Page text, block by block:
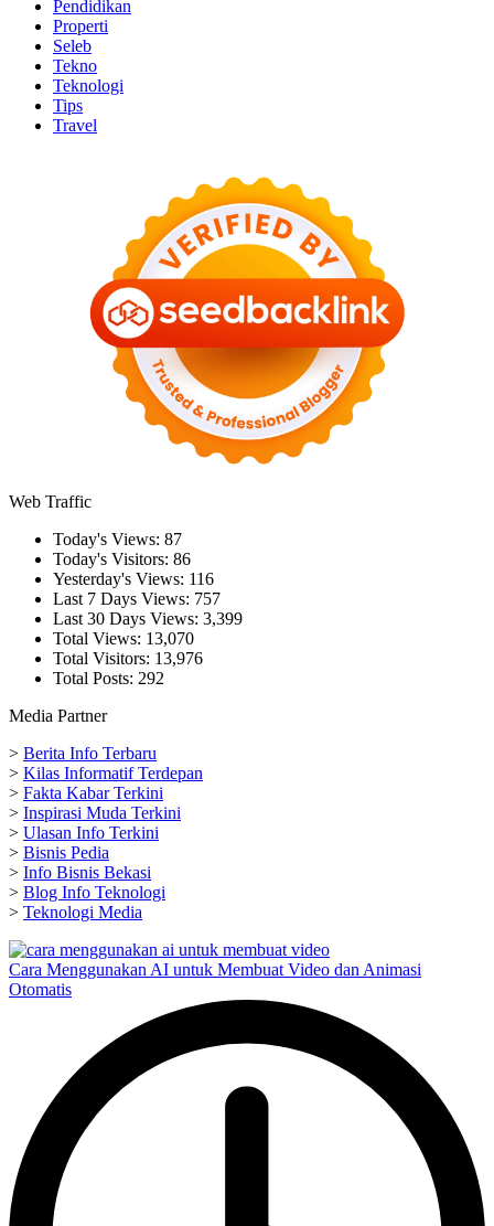
Pendidikan
Properti
Seleb
Tekno
Teknologi
Tips
Travel
Web Traffic
Today's Views: 87
Today's Visitors: 86
Yesterday's Views: 116
Last 7 Days Views: 757
Last 30 Days Views: 3,399
Total Views: 13,070
Total Visitors: 13,976
Total Posts: 292
Media Partner
> Berita Info Terbaru
> Kilas Informatif Terdepan
> Fakta Kabar Terkini
> Inspirasi Muda Terkini
> Ulasan Info Terkini
> Bisnis Pedia
> Info Bisnis Bekasi
> Blog Info Teknologi
> Teknologi Media
Cara Menggunakan AI untuk Membuat Video dan Animasi
Otomatis